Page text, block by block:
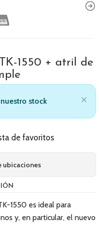
1550 + atril de
stock
de favoritos
ubicaciones
1550 es ideal para
y, en particular, el nuevo